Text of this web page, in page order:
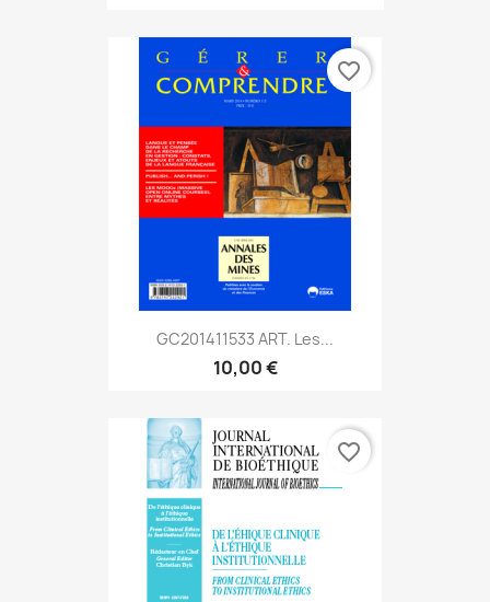
GC201411533 ART. Les...
10,00 €
favorite_border
favorite_border